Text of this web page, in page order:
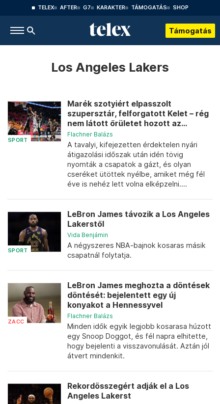
TELEX AFTER G7 KARAKTER TÁMOGATÁS SHOP
Támogatás
Los Angeles Lakers
SPORT
Marék szotyiért elpasszolt
szupersztár, felforgatott Kelet – rég
nem látott őrületet hozott az...
Flachner Balázs
A tavalyi, kifejezetten érdektelen nyári
átigazolási időszak után idén tövig
nyomták a csapatok a gázt, és olyan
cseréket ütöttek nyélbe, amiket még fél
éve is nehéz lett volna elképzelni....
SPORT
LeBron James távozik a Los Angeles
Lakerstől
Vida Benjámin
A négyszeres NBA-bajnok kosaras másik
csapatnál folytatja.
ZACC
LeBron James meghozta a döntések
döntését: bejelentett egy új
konyakot a Hennessyvel
Flachner Balázs
Minden idők egyik legjobb kosarasa húzott
egy Snoop Doggot, és fél napra elhitette,
hogy bejelenti a visszavonulását. Aztán jól
átvert mindenkit.
Rekordösszegért adják el a Los
Angeles Lakerst